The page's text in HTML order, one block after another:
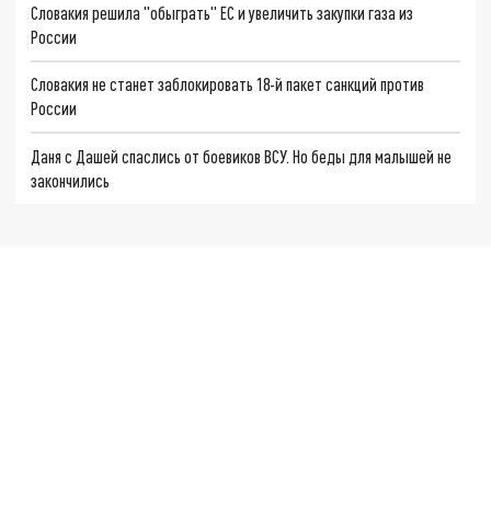
Словакия решила "обыграть" ЕС и увеличить закупки газа из
России
Словакия не станет заблокировать 18-й пакет санкций против
России
Даня с Дашей спаслись от боевиков ВСУ. Но беды для малышей не
закончились